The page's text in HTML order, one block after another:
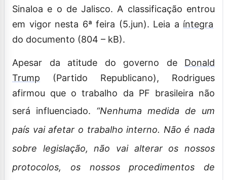
Sinaloa e o de Jalisco. A classificação entrou
em vigor nesta 6ª feira (5.jun). Leia a íntegra
do documento (804 – kB).
Apesar da atitude do governo de Donald
Trump (Partido Republicano), Rodrigues
afirmou que o trabalho da PF brasileira não
será influenciado. “Nenhuma medida de um
país vai afetar o trabalho interno. Não é nada
sobre legislação, não vai alterar os nossos
protocolos, os nossos procedimentos de